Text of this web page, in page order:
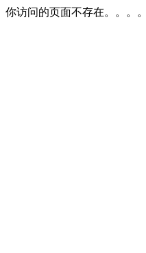
你访问的页面不存在。。。。